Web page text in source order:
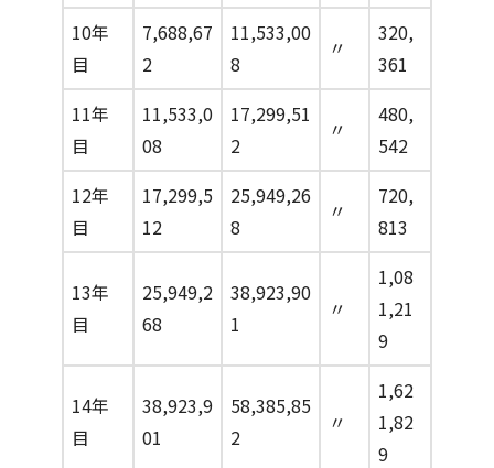
10年
目
7,688,67
2
11,533,00
8
〃
320,
361
11年
目
11,533,0
08
17,299,51
2
〃
480,
542
12年
目
17,299,5
12
25,949,26
8
〃
720,
813
13年
目
25,949,2
68
38,923,90
1
〃
1,08
1,21
9
14年
目
38,923,9
01
58,385,85
2
〃
1,62
1,82
9